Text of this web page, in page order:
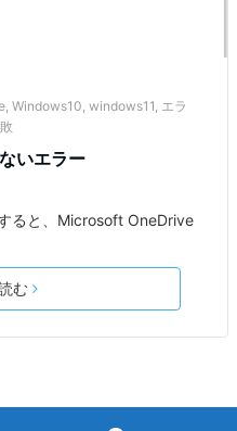
, Windows10, windows11, エラ
いエラー
ると、Microsoft OneDrive
む